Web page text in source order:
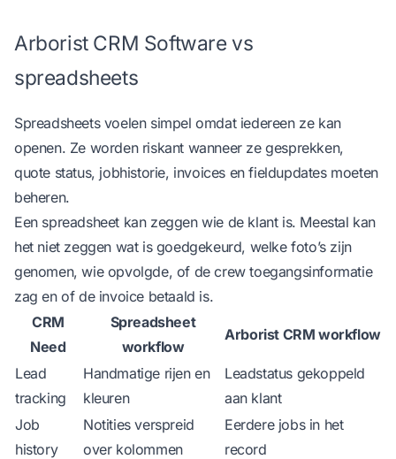
Arborist CRM Software vs
spreadsheets
Spreadsheets voelen simpel omdat iedereen ze kan
openen. Ze worden riskant wanneer ze gesprekken,
quote status, jobhistorie, invoices en fieldupdates moeten
beheren.
Een spreadsheet kan zeggen wie de klant is. Meestal kan
het niet zeggen wat is goedgekeurd, welke foto’s zijn
genomen, wie opvolgde, of de crew toegangsinformatie
zag en of de invoice betaald is.
CRM
Need
Spreadsheet
workflow
Arborist CRM workflow
Lead
tracking
Handmatige rijen en
kleuren
Leadstatus gekoppeld
aan klant
Job
history
Notities verspreid
over kolommen
Eerdere jobs in het
record